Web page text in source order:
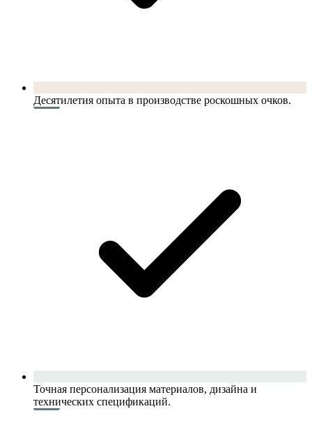
Десятилетия опыта в производстве роскошных очков.
Точная персонализация материалов, дизайна и
технических спецификаций.